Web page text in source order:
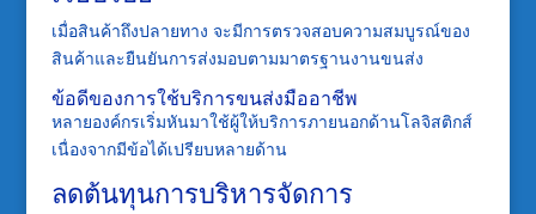
เมื่อสินค้าถึงปลายทาง จะมีการตรวจสอบความสมบูรณ์ของ
สินค้าและยืนยันการส่งมอบตามมาตรฐานงานขนส่ง
ข้อดีของการใช้บริการขนส่งมืออาชีพ
หลายองค์กรเริ่มหันมาใช้ผู้ให้บริการภายนอกด้านโลจิสติกส์
เนื่องจากมีข้อได้เปรียบหลายด้าน
ลดต้นทุนการบริหารจัดการ